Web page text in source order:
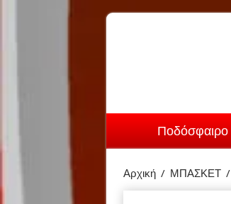
Ποδόσφαιρο
Αρχική / ΜΠΑΣΚΕΤ /